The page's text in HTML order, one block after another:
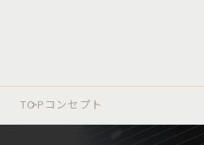
TOP コンセプト